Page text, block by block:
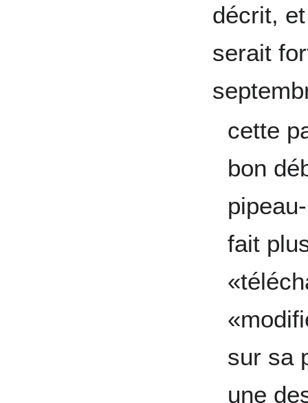
décrit,
serait
cette
bon
fait
sur sa
une